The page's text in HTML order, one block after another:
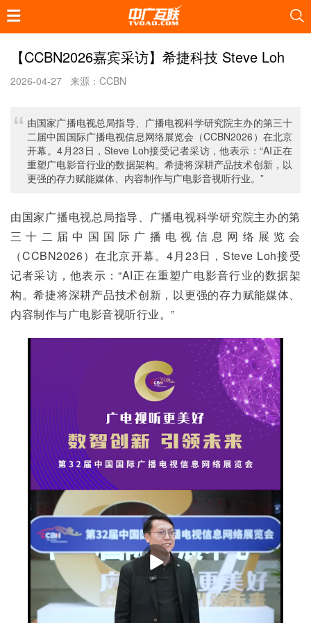
【CCBN2026嘉宾采访】希捷科技 Steve Loh
2026-04-27 来源：CCBN
由国家广播电视总局指导、广播电视科学研究院主办的第三十
二届中国国际广播电视信息网络展览会（CCBN2026）在北京
开幕。4月23日，Steve Loh接受记者采访，他表示：“AI正在
重塑广电影音行业的数据架构。希捷将深耕产品技术创新，以
更强的存力赋能媒体、内容制作与广电影音视听行业。”
由国家广播电视总局指导、广播电视科学研究院主办的第
三十二届中国国际广播电视信息网络展览会
（CCBN2026）在北京开幕。4月23日，Steve Loh接受
记者采访，他表示：“AI正在重塑广电影音行业的数据架
构。希捷将深耕产品技术创新，以更强的存力赋能媒体、
内容制作与广电影音视听行业。”